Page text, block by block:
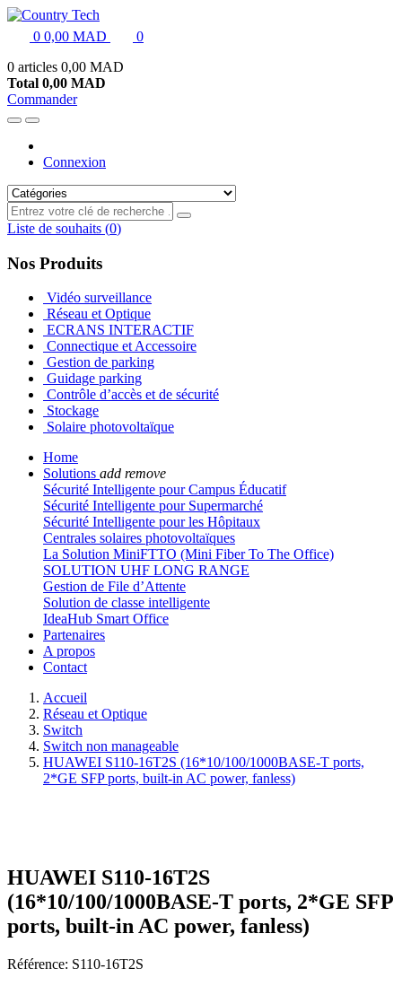
0 0,00 MAD
0
0 articles 0,00 MAD
Total 0,00 MAD
Commander
Connexion
Liste de souhaits (0)
Nos Produits
Vidéo surveillance
Réseau et Optique
ECRANS INTERACTIF
Connectique et Accessoire
Gestion de parking
Guidage parking
Contrôle d’accès et de sécurité
Stockage
Solaire photovoltaïque
Home
Solutions add remove
Sécurité Intelligente pour Campus Éducatif
Sécurité Intelligente pour Supermarché
Sécurité Intelligente pour les Hôpitaux
Centrales solaires photovoltaïques
La Solution MiniFTTO (Mini Fiber To The Office)
SOLUTION UHF LONG RANGE
Gestion de File d’Attente
Solution de classe intelligente
IdeaHub Smart Office
Partenaires
A propos
Contact
Accueil
Réseau et Optique
Switch
Switch non manageable
HUAWEI S110-16T2S (16*10/100/1000BASE-T ports,
2*GE SFP ports, built-in AC power, fanless)
HUAWEI S110-16T2S
(16*10/100/1000BASE-T ports, 2*GE SFP
ports, built-in AC power, fanless)
Référence: S110-16T2S